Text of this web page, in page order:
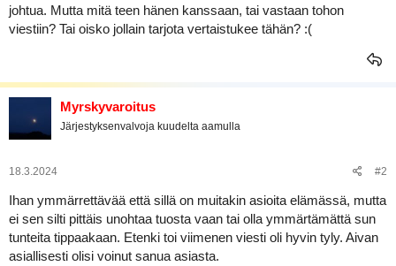
johtua. Mutta mitä teen hänen kanssaan, tai vastaan tohon
viestiin? Tai oisko jollain tarjota vertaistukee tähän? :(
Myrskyvaroitus
Järjestyksenvalvoja kuudelta aamulla
18.3.2024 #2
Ihan ymmärrettävää että sillä on muitakin asioita elämässä, mutta
ei sen silti pittäis unohtaa tuosta vaan tai olla ymmärtämättä sun
tunteita tippaakaan. Etenki toi viimenen viesti oli hyvin tyly. Aivan
asiallisesti olisi voinut sanua asiasta.